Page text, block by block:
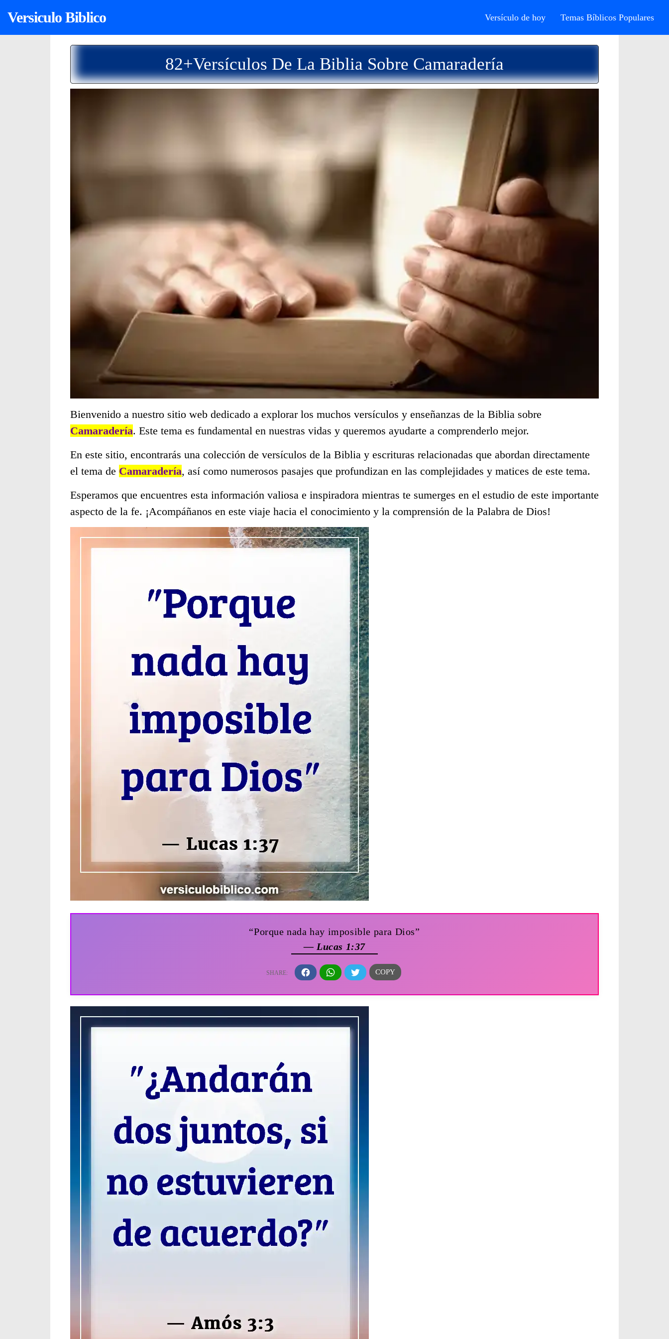
Versiculo Biblico Versículo de hoy Temas Bíblicos Populares
82+Versículos De La Biblia Sobre Camaradería
Bienvenido a nuestro sitio web dedicado a explorar los muchos versículos y enseñanzas de la Biblia sobre
Camaradería. Este tema es fundamental en nuestras vidas y queremos ayudarte a comprenderlo mejor.
En este sitio, encontrarás una colección de versículos de la Biblia y escrituras relacionadas que abordan directamente
el tema de Camaradería, así como numerosos pasajes que profundizan en las complejidades y matices de este tema.
Esperamos que encuentres esta información valiosa e inspiradora mientras te sumerges en el estudio de este importante
aspecto de la fe. ¡Acompáñanos en este viaje hacia el conocimiento y la comprensión de la Palabra de Dios!
“Porque nada hay imposible para Dios”
— Lucas 1:37